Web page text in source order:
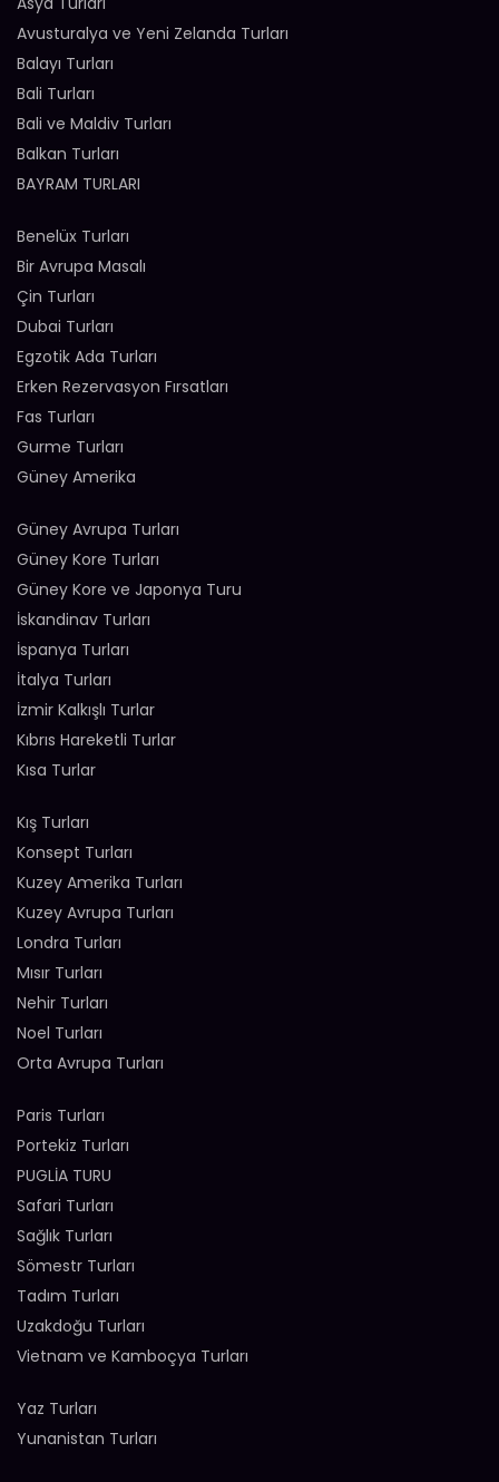
Avusturalya ve Yeni Zelanda Turları
Balayı Turları
Bali Turları
Bali ve Maldiv Turları
Balkan Turları
BAYRAM TURLARI
Benelüx Turları
Bir Avrupa Masalı
Çin Turları
Dubai Turları
Egzotik Ada Turları
Erken Rezervasyon Fırsatları
Fas Turları
Gurme Turları
Güney Amerika
Güney Avrupa Turları
Güney Kore Turları
Güney Kore ve Japonya Turu
İskandinav Turları
İspanya Turları
İtalya Turları
İzmir Kalkışlı Turlar
Kıbrıs Hareketli Turlar
Kısa Turlar
Kış Turları
Konsept Turları
Kuzey Amerika Turları
Kuzey Avrupa Turları
Londra Turları
Mısır Turları
Nehir Turları
Noel Turları
Orta Avrupa Turları
Paris Turları
Portekiz Turları
PUGLİA TURU
Safari Turları
Sağlık Turları
Sömestr Turları
Tadım Turları
Uzakdoğu Turları
Vietnam ve Kamboçya Turları
Yaz Turları
Yunanistan Turları